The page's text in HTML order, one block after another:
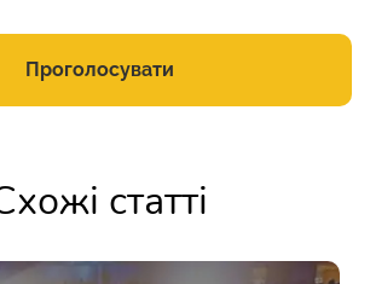
Проголосувати
статті